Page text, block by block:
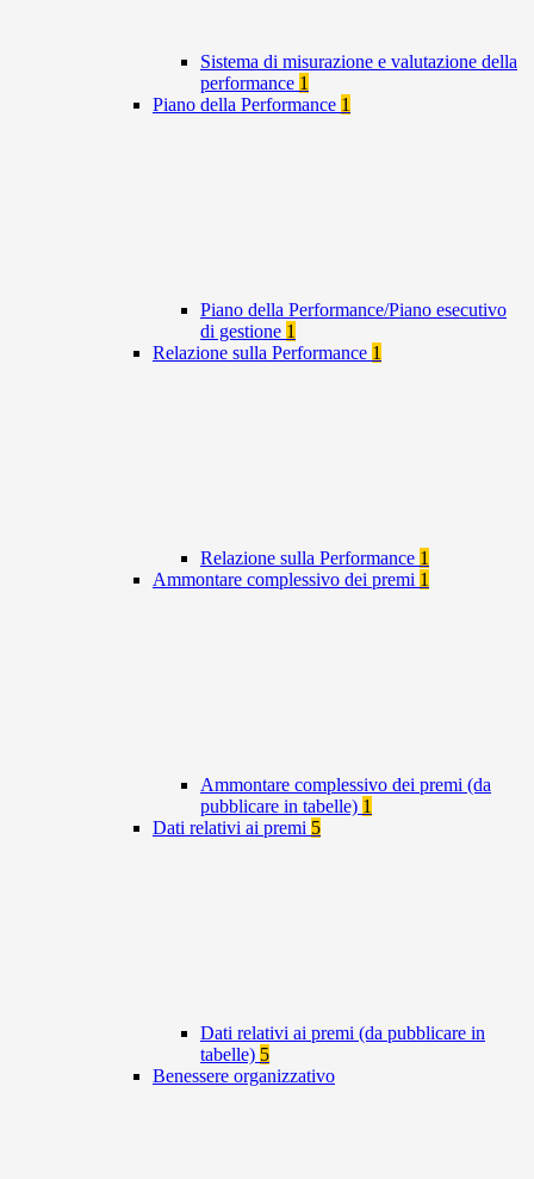
Sistema di misurazione e valutazione della
performance 1
Piano della Performance 1
Piano della Performance/Piano esecutivo
di gestione 1
Relazione sulla Performance 1
Relazione sulla Performance 1
Ammontare complessivo dei premi 1
Ammontare complessivo dei premi (da
pubblicare in tabelle) 1
Dati relativi ai premi 5
Dati relativi ai premi (da pubblicare in
tabelle) 5
Benessere organizzativo